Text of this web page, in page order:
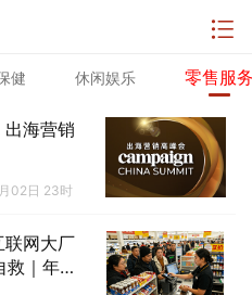
健 休闲娱乐 零售服
海营销
02日 23时
网大厂
｜年终